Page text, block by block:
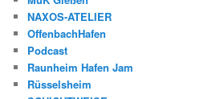
NAXOS-ATELIER
OffenbachHafen
Podcast
Raunheim Hafen Jam
Rüsselsheim